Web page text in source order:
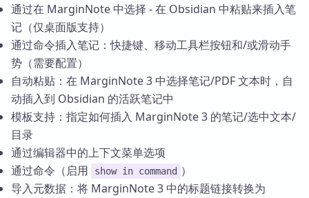
通过在 MarginNote 中选择 - 在 Obsidian 中粘贴来插入笔
记（仅桌面版支持）
通过命令插入笔记：快捷键、移动工具栏按钮和/或滑动手
势（需要配置）
自动粘贴：在 MarginNote 3 中选择笔记/PDF 文本时，自
动插入到 Obsidian 的活跃笔记中
模板支持：指定如何插入 MarginNote 3 的笔记/选中文本/
目录
通过编辑器中的上下文菜单选项
通过命令（启用
show in command ）
导入元数据：将 MarginNote 3 中的标题链接转换为